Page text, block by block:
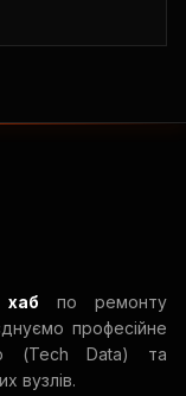
по ремонту
професійне
(Tech Data) та
вузлів.